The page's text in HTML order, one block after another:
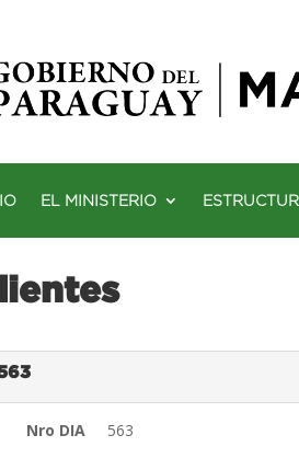
EL MINISTERIO
Nro DIA 563